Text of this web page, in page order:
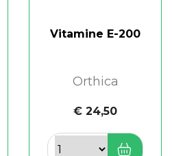
Vitamine E-200
Orthica
€ 24,50